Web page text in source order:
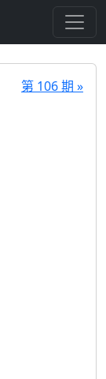
第 106 期 »